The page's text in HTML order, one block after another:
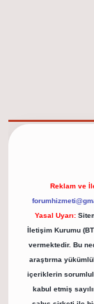
Reklam ve
Yasal Uyarı:
İletişim Kurumu
vermektedir. Bu
araştırma
içeriklerin
kabul etmiş